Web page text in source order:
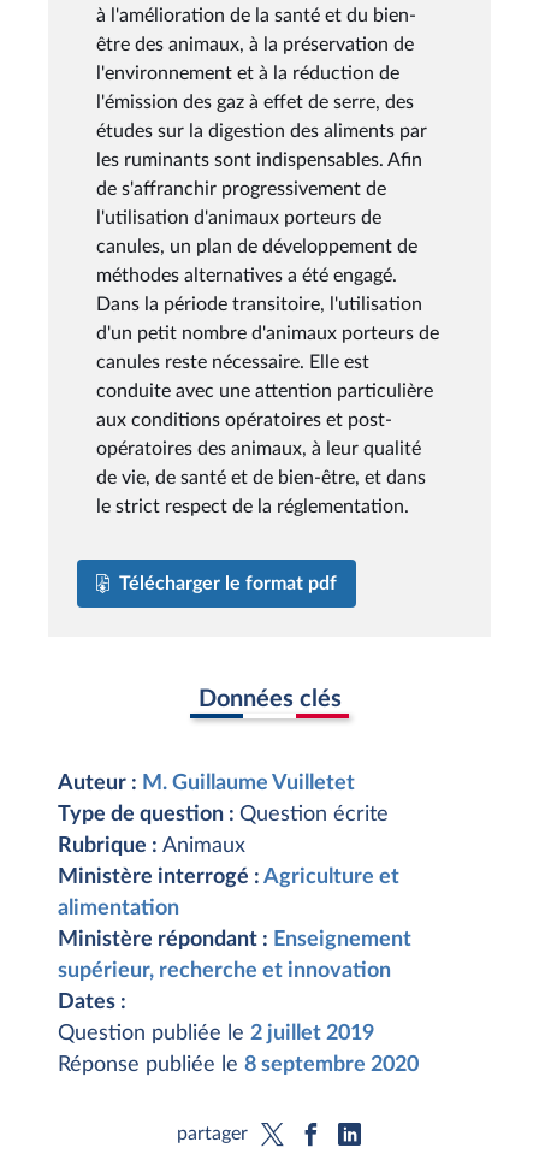
à l'amélioration de la santé et du bien-
être des animaux, à la préservation de
l'environnement et à la réduction de
l'émission des gaz à effet de serre, des
études sur la digestion des aliments par
les ruminants sont indispensables. Afin
de s'affranchir progressivement de
l'utilisation d'animaux porteurs de
canules, un plan de développement de
méthodes alternatives a été engagé.
Dans la période transitoire, l'utilisation
d'un petit nombre d'animaux porteurs de
canules reste nécessaire. Elle est
conduite avec une attention particulière
aux conditions opératoires et post-
opératoires des animaux, à leur qualité
de vie, de santé et de bien-être, et dans
le strict respect de la réglementation.
Télécharger le format pdf
Données clés
Auteur : M. Guillaume Vuilletet
Type de question : Question écrite
Rubrique : Animaux
Ministère interrogé : Agriculture et
alimentation
Ministère répondant : Enseignement
supérieur, recherche et innovation
Dates :
Question publiée le 2 juillet 2019
Réponse publiée le 8 septembre 2020
partager